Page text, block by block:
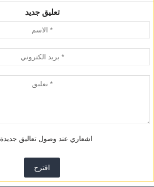
تعليق جديد
اشعاري عند وصول تعاليق جديدة
اقترح